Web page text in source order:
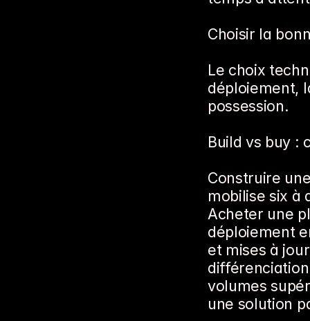
Choisir la
Le choix
déploiement,
possession.
Build vs buy :
Construire
mobilise six à
Acheter une
déploiement
et mises à
volumes
une solution